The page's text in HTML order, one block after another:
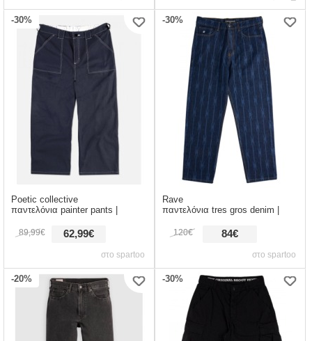
-30%
στο spartoo
Poetic collective
παντελόνια painter pants |
62,99€
89,99€
-30%
στο spartoo
Rave
παντελόνια tres gros denim |
84€
120€
-20% -30%